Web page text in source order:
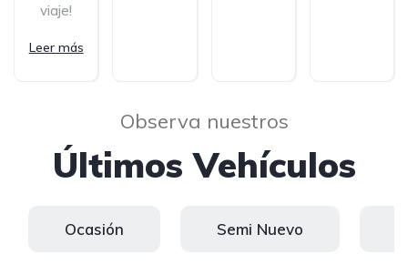
viaje!
Leer más
Observa nuestros
Últimos Vehículos
Ocasión Semi Nuevo